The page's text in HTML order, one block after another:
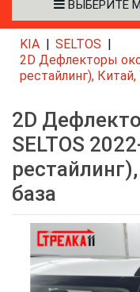
ВЫБЕРИТЕ
KIA
SELTOS
2D Дефлекторы
рестайлинг),
2D
SELTOS
база